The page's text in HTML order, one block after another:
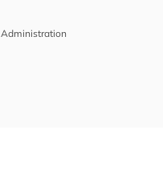
Administration